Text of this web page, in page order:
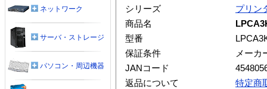
シリーズ
プリン
商品名
型番
保証条件
メーカ
JANコード
返品について
特定商
ネットワーク
サーバ・ストレージ
パソコン・周辺機器